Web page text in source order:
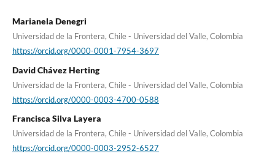
Marianela Denegri
Universidad de la Frontera, Chile - Universidad del Valle, Colombia
https://orcid.org/0000-0001-7954-3697
David Chávez Herting
Universidad de la Frontera, Chile - Universidad del Valle, Colombia
https://orcid.org/0000-0003-4700-0588
Francisca Silva Layera
Universidad de la Frontera, Chile - Universidad del Valle, Colombia
https://orcid.org/0000-0003-2952-6527